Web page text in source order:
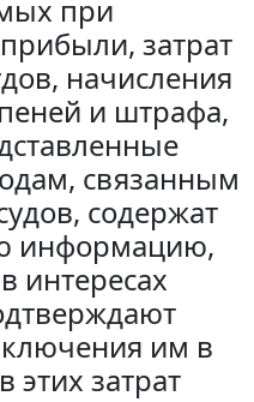
при
затрат
начисления
и штрафа,
связанным
содержат
информацию,
интересах
им в
этих затрат